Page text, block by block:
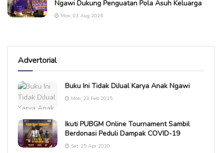
Ngawi Dukung Penguatan Pola Asuh Keluarga
Mon, 03 Aug 2026
Advertorial
Buku Ini Tidak DiJual Karya Anak Ngawi
Mon, 23 Feb 2015
Ikuti PUBGM Online Tournament Sambil
Berdonasi Peduli Dampak COVID-19
Sat, 25 Apr 2020